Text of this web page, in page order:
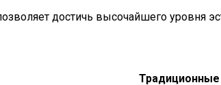
достичь высочайшего уровня